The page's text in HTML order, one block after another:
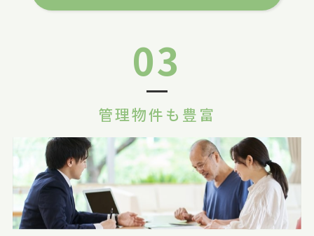
03
管理物件も豊富